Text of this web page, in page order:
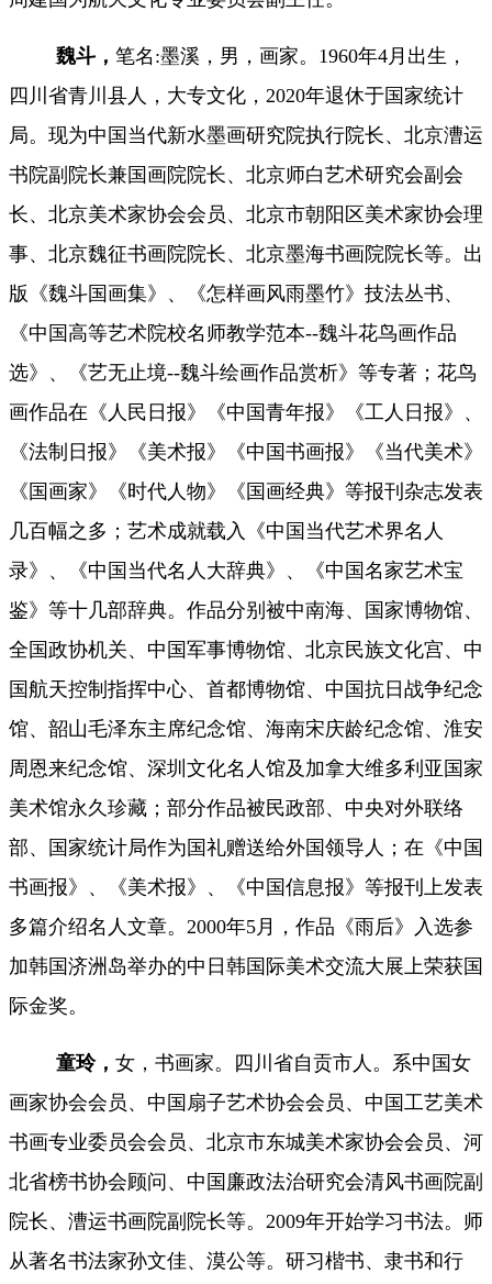
魏斗， 笔名 :墨溪，男，画家。1960年4月出生，
四川省青川县人，大专文化，2020年退休于国家统计
局。现为中国当代新水墨画研究院执行院长、北京漕运
书院副院长兼国画院院长、北京师白艺术研究会副会
长、北京美术家协会会员、北京市朝阳区美术家协会理
事、北京魏征书画院院长、北京墨海书画院院长等。出
版《魏斗国画集》、《怎样画风雨墨竹》技法丛书、
《中国高等艺术院校名师教学范本--魏斗花鸟画作品
选》、《艺无止境--魏斗绘画作品赏析》等专著；花鸟
画作品在《人民日报》《中国青年报》《工人日报》、
《法制日报》《美术报》《中国书画报》《当代美术》
《国画家》《时代人物》《国画经典》等报刊杂志发表
几百幅之多；艺术成就载入《中国当代艺术界名人
录》、《中国当代名人大辞典》、《中国名家艺术宝
鉴》等十几部辞典。作品分别被中南海、国家博物馆、
全国政协机关、中国军事博物馆、北京民族文化宫、中
国航天控制指挥中心、首都博物馆、中国抗日战争纪念
馆、韶山毛泽东主席纪念馆、海南宋庆龄纪念馆、淮安
周恩来纪念馆、深圳文化名人馆及加拿大维多利亚国家
美术馆永久珍藏；部分作品被民政部、中央对外联络
部、国家统计局作为国礼赠送给外国领导人；在《中国
书画报》、《美术报》、
《中国信息报》等报刊上发表
多篇介绍名人文章。 2000年5月，作品《雨后》入选参
加韩国济洲岛举办的中日韩国际美术交流大展上荣获国
际金奖。
童玲， 女，书画家。四川省自贡市人。系中国女
画家协会会员、中国扇子艺术协会会员、 中国工艺美术
书画专业委员会会员、北京市东城美术家协会会员、河
北省榜书协会顾问、中国廉政法治研究会清风书画院副
院长、漕运书画院副院长等。 2009年开始学习书法。师
从著名书法家孙文佳、漠公等。研习楷书、隶书和行